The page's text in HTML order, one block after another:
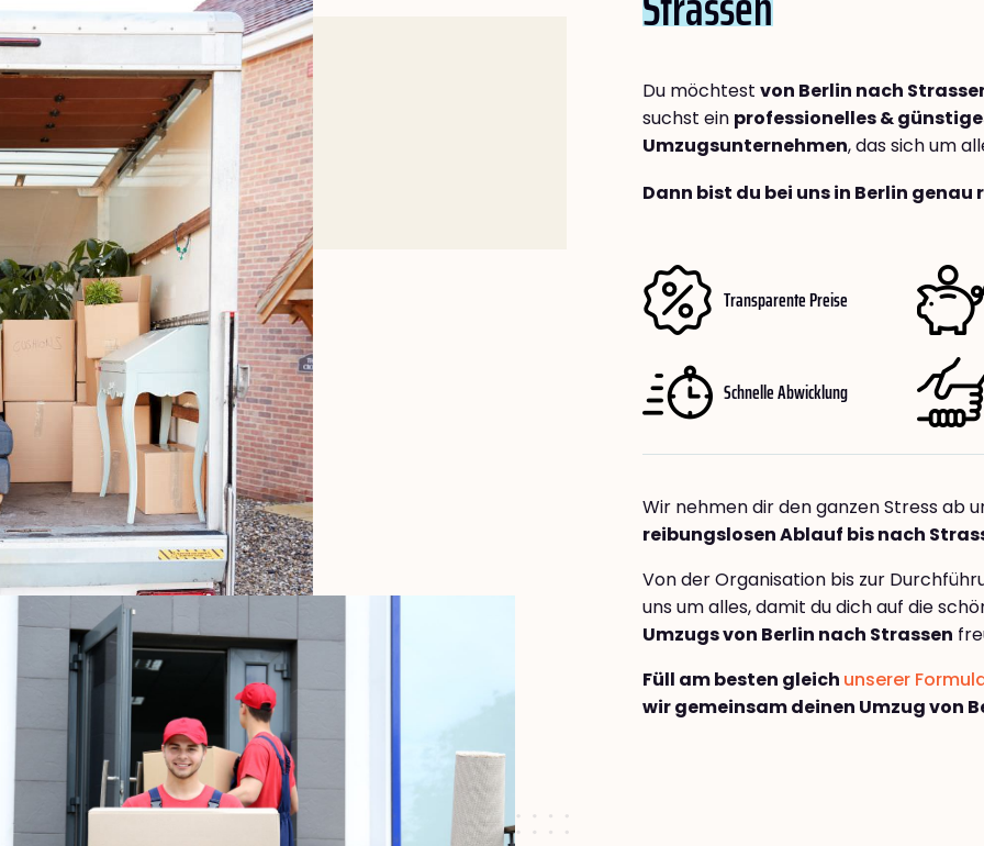
Du möchtest von Berlin nach
suchst ein professionelles &
Umzugsunternehmen, das sich um
Dann bist du bei uns in Berlin
Transparente Preise
Schnelle Abwicklung
Wir nehmen dir den ganzen Stress ab
reibungslosen Ablauf bis nach
Von der Organisation bis zur
uns um alles, damit du dich auf die
Umzugs von Berlin nach Strassen
Füll am besten gleich unserer
wir gemeinsam deinen Umzug von